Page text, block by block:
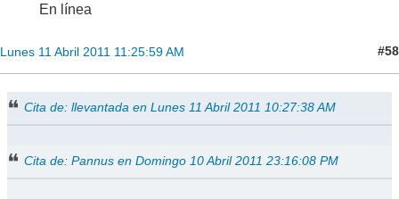
En línea
Lunes 11 Abril 2011 11:25:59 AM #58
Cita de: llevantada en Lunes 11 Abril 2011 10:27:38 AM
Cita de: Pannus en Domingo 10 Abril 2011 23:16:08 PM